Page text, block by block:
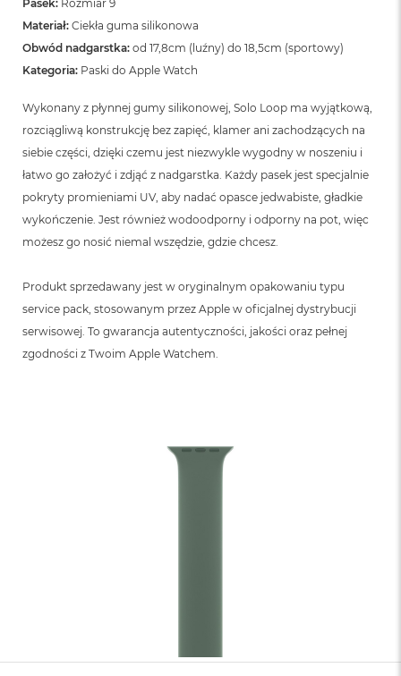
Pasek: Rozmiar 9
Materiał: Ciekła guma silikonowa
Obwód nadgarstka: od 17,8cm (luźny) do 18,5cm (sportowy)
Kategoria: Paski do Apple Watch
Wykonany z płynnej gumy silikonowej, Solo Loop ma wyjątkową,
rozciągliwą konstrukcję bez zapięć, klamer ani zachodzących na
siebie części, dzięki czemu jest niezwykle wygodny w noszeniu i
łatwo go założyć i zdjąć z nadgarstka. Każdy pasek jest specjalnie
pokryty promieniami UV, aby nadać opasce jedwabiste, gładkie
wykończenie. Jest również wodoodporny i odporny na pot, więc
możesz go nosić niemal wszędzie, gdzie chcesz.
Produkt sprzedawany jest w oryginalnym opakowaniu typu
service pack, stosowanym przez Apple w oficjalnej dystrybucji
serwisowej. To gwarancja autentyczności, jakości oraz pełnej
zgodności z Twoim Apple Watchem.